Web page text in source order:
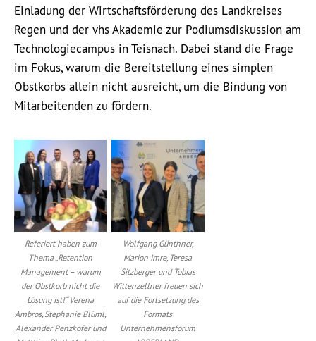
Einladung der Wirtschaftsförderung des Landkreises
Regen und der vhs Akademie zur Podiumsdiskussion am
Technologiecampus in Teisnach. Dabei stand die Frage
im Fokus, warum die Bereitstellung eines simplen
Obstkorbs allein nicht ausreicht, um die Bindung von
Mitarbeitenden zu fördern.
Referiert haben zum
Thema „Retention
Management – warum
der Obstkorb nicht die
Lösung ist!“ Verena
Ambros, Stephanie Blüml,
Alexander Penzkofer und
Wolfgang Günthner,
Marion Imre, Teresa
Sitzberger und Tobias
Wittenzellner freuen sich
auf die Fortsetzung des
Formats
Unternehmensforum